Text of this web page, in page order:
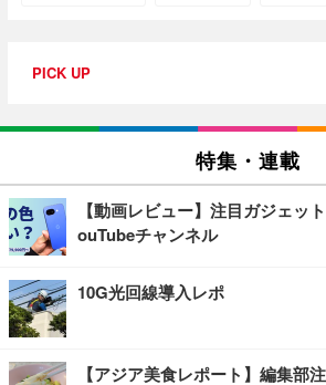
PICK UP
特集・連載
【動画レビュー】注目ガジェッ
ouTubeチャンネル
10G光回線導入レポ
【アジア美食レポート】編集部